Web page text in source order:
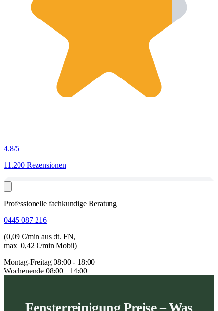
4.8/5
11.200 Rezensionen
Professionelle fachkundige Beratung
0445 087 216
(0,09 €/min aus dt. FN,
max. 0,42 €/min Mobil)
Montag-Freitag 08:00 - 18:00
Wochenende 08:00 - 14:00
Fensterreinigung Preise – Was